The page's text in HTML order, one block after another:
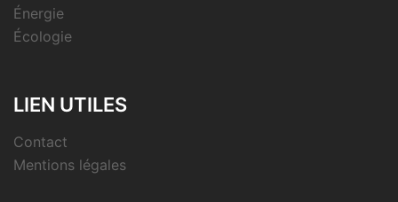
Énergie
Écologie
LIEN UTILES
Contact
Mentions légales